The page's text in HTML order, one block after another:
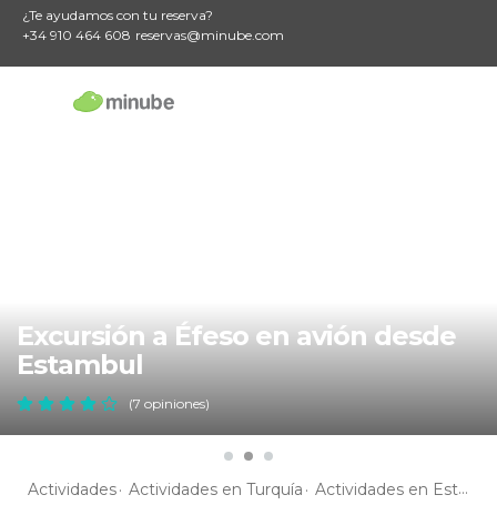
¿Te ayudamos con tu reserva?
+34 910 464 608 reservas@minube.com
Excursión a Éfeso en avión desde
Estambul
(7 opiniones)
Actividades Actividades en Turquía Actividades en Estambul